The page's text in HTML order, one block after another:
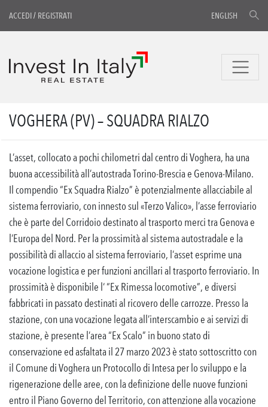
ACCEDI/ REGISTRATI ENGLISH
VOGHERA (PV) – SQUADRA RIALZO
L’asset, collocato a pochi chilometri dal centro di Voghera, ha una
buona accessibilità all’autostrada Torino-Brescia e Genova-Milano.
Il compendio “Ex Squadra Rialzo” è potenzialmente allacciabile al
sistema ferroviario, con innesto sul «Terzo Valico», l’asse ferroviario
che è parte del Corridoio destinato al trasporto merci tra Genova e
l’Europa del Nord. Per la prossimità al sistema autostradale e la
possibilità di allaccio al sistema ferroviario, l’asset esprime una
vocazione logistica e per funzioni ancillari al trasporto ferroviario. In
prossimità è disponibile l‘ “Ex Rimessa locomotive”, e diversi
fabbricati in passato destinati al ricovero delle carrozze. Presso la
stazione, con una vocazione legata all’interscambio e ai servizi di
stazione, è presente l’area “Ex Scalo” in buono stato di
conservazione ed asfaltata il 27 marzo 2023 è stato sottoscritto con
il Comune di Voghera un Protocollo di Intesa per lo sviluppo e la
rigenerazione delle aree, con la definizione delle nuove funzioni
entro il Piano Governo del Territorio, con attenzione alla vocazione